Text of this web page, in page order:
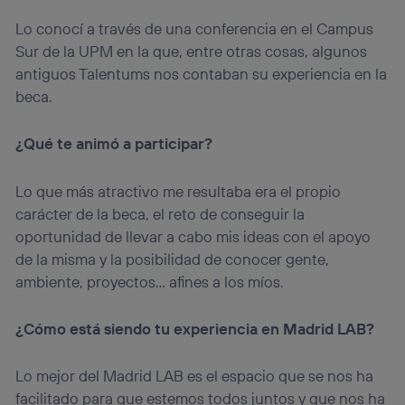
Lo conocí a través de una conferencia en el Campus
Sur de la UPM en la que, entre otras cosas, algunos
antiguos Talentums nos contaban su experiencia en la
beca.
¿Qué te animó a participar?
Lo que más atractivo me resultaba era el propio
carácter de la beca, el reto de conseguir la
oportunidad de llevar a cabo mis ideas con el apoyo
de la misma y la posibilidad de conocer gente,
ambiente, proyectos… afines a los míos.
¿Cómo está siendo tu experiencia en Madrid LAB?
Lo mejor del Madrid LAB es el espacio que se nos ha
facilitado para que estemos todos juntos y que nos ha